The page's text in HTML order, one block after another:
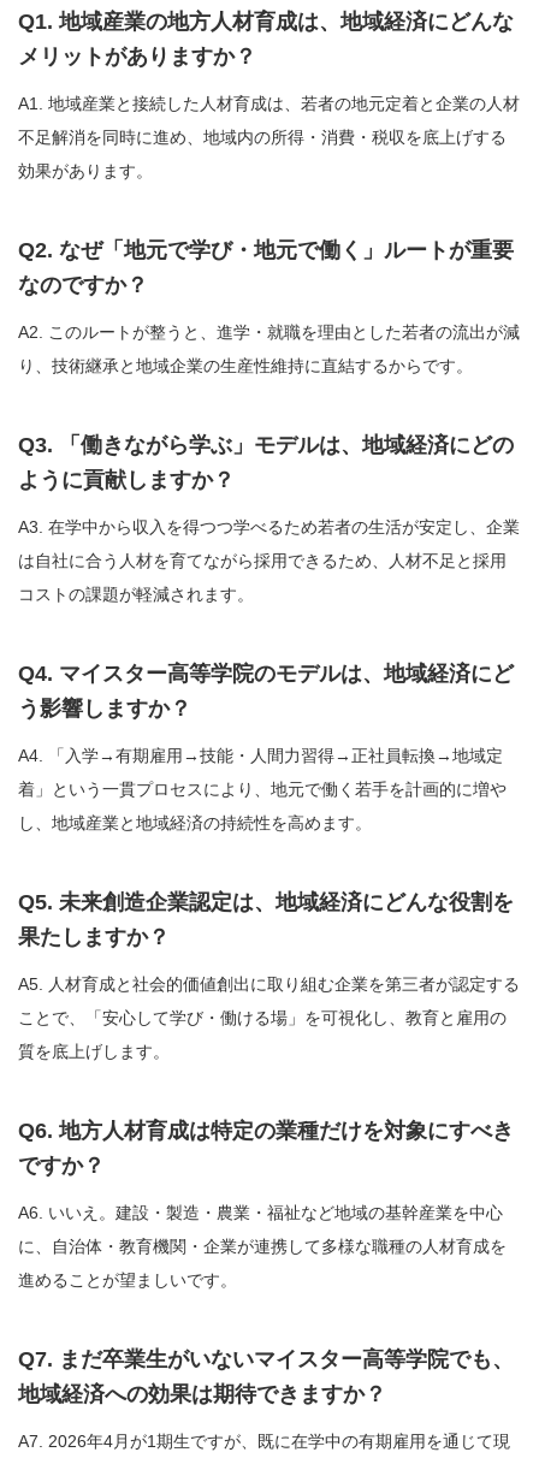
Q1. 地域産業の地方人材育成は、地域経済にどんな
メリットがありますか？
A1. 地域産業と接続した人材育成は、若者の地元定着と企業の人材
不足解消を同時に進め、地域内の所得・消費・税収を底上げする
効果があります。
Q2. なぜ「地元で学び・地元で働く」ルートが重要
なのですか？
A2. このルートが整うと、進学・就職を理由とした若者の流出が減
り、技術継承と地域企業の生産性維持に直結するからです。
Q3. 「働きながら学ぶ」モデルは、地域経済にどの
ように貢献しますか？
A3. 在学中から収入を得つつ学べるため若者の生活が安定し、企業
は自社に合う人材を育てながら採用できるため、人材不足と採用
コストの課題が軽減されます。
Q4. マイスター高等学院のモデルは、地域経済にど
う影響しますか？
A4. 「入学→有期雇用→技能・人間力習得→正社員転換→地域定
着」という一貫プロセスにより、地元で働く若手を計画的に増や
し、地域産業と地域経済の持続性を高めます。
Q5. 未来創造企業認定は、地域経済にどんな役割を
果たしますか？
A5. 人材育成と社会的価値創出に取り組む企業を第三者が認定する
ことで、「安心して学び・働ける場」を可視化し、教育と雇用の
質を底上げします。
Q6. 地方人材育成は特定の業種だけを対象にすべき
ですか？
A6. いいえ。建設・製造・農業・福祉など地域の基幹産業を中心
に、自治体・教育機関・企業が連携して多様な職種の人材育成を
進めることが望ましいです。
Q7. まだ卒業生がいないマイスター高等学院でも、
地域経済への効果は期待できますか？
A7. 2026年4月が1期生ですが、既に在学中の有期雇用を通じて現